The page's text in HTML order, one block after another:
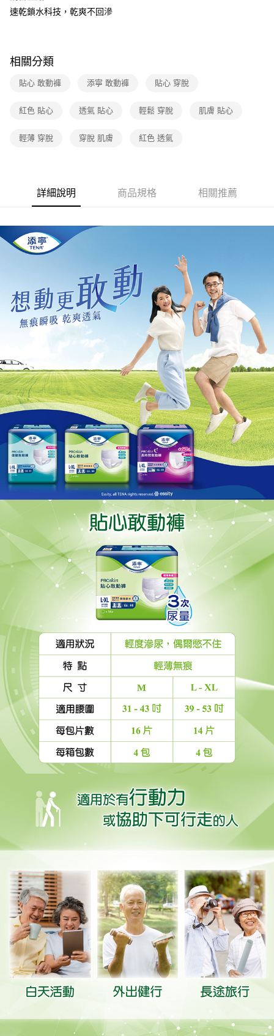
速乾鎖水科技，乾爽不回滲
相關分類
貼心 敢動褲 添寧 敢動褲 貼心 穿脫
紅色 貼心 透氣 貼心 輕鬆 穿脫 肌膚 貼心
輕薄 穿脫 穿脫 肌膚 紅色 透氣
詳細說明 商品規格 相關推薦